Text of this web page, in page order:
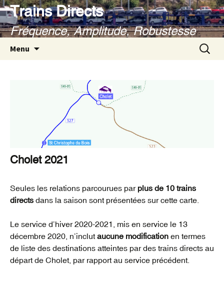
Aller
au
contenu
Trains Directs
Fréquence, Amplitude, Robustesse
Menu
Cholet 2021
Seules les relations parcourues par plus de 10 trains
directs dans la saison sont présentées sur cette carte.
Le service d’hiver 2020-2021, mis en service le 13
décembre 2020, n’inclutaucune modification en termes
de liste des destinations atteintes par des trains directs au
départ de Cholet, par rapport au service précédent.